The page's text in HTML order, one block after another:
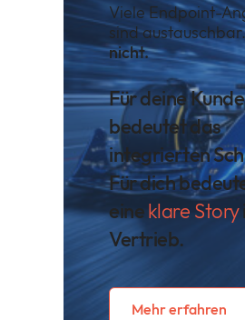
Viele Endpoint-
sind
nicht.
Für deine
bedeutet das
integrierten
Für dich
eineklare Story
Vertrieb.
Mehr erfahren